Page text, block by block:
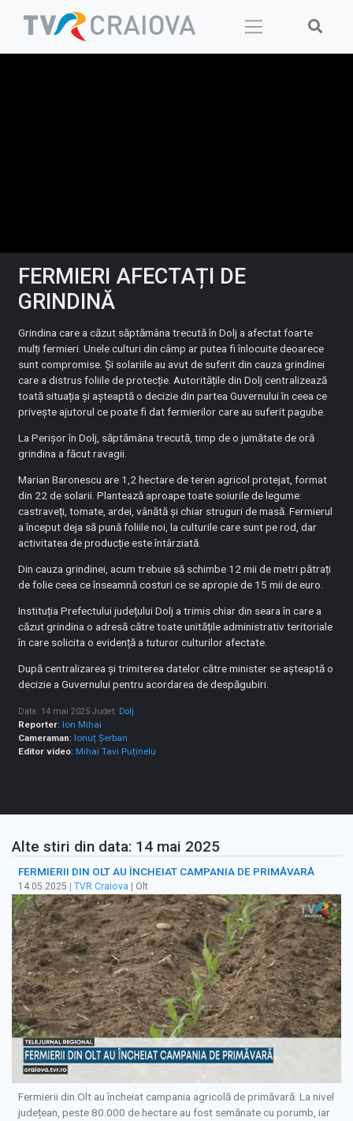
FERMIERI AFECTAȚI DE
GRINDINĂ
Grindina care a căzut săptămâna trecută în Dolj a afectat foarte
mulți fermieri. Unele culturi din câmp ar putea fi înlocuite deoarece
sunt compromise. Și solariile au avut de suferit din cauza grindinei
care a distrus foliile de protecție. Autoritățile din Dolj centralizează
toată situația și așteaptă o decizie din partea Guvernului în ceea ce
privește ajutorul ce poate fi dat fermierilor care au suferit pagube.
La Perișor în Dolj, săptămâna trecută, timp de o jumătate de oră
grindina a făcut ravagii.
Marian Baronescu are 1,2 hectare de teren agricol protejat, format
din 22 de solarii. Plantează aproape toate soiurile de legume:
castraveți, tomate, ardei, vânătă și chiar struguri de masă. Fermierul
a început deja să pună foliile noi, la culturile care sunt pe rod, dar
activitatea de producție este întârziată.
Din cauza grindinei, acum trebuie să schimbe 12 mii de metri pătrați
de folie ceea ce înseamnă costuri ce se apropie de 15 mii de euro.
Instituția Prefectului județului Dolj a trimis chiar din seara în care a
căzut grindina o adresă către toate unitățile administrativ teritoriale
în care solicita o evidență a tuturor culturilor afectate.
După centralizarea și trimiterea datelor către minister se așteaptă o
decizie a Guvernului pentru acordarea de despăgubiri.
Data: 14 mai 2025 Judet: Dolj
Reporter: Ion Mihai
Cameraman: Ionuț Șerban
Editor video: Mihai Tavi Puținelu
Alte stiri din data: 14 mai 2025
FERMIERII DIN OLT AU ÎNCHEIAT CAMPANIA DE PRIMĂVARĂ
14.05.2025 TVR Craiova | Olt
Fermierii din Olt au încheiat campania agricolă de primăvară. La nivel
județean, peste 80.000 de hectare au fost semănate cu porumb, iar